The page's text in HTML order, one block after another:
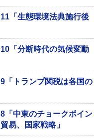
「生態環境法典施行後
「分断時代の気候変動
トランプ関税は各国の
中東のチョークポイン
易、国家戦略」